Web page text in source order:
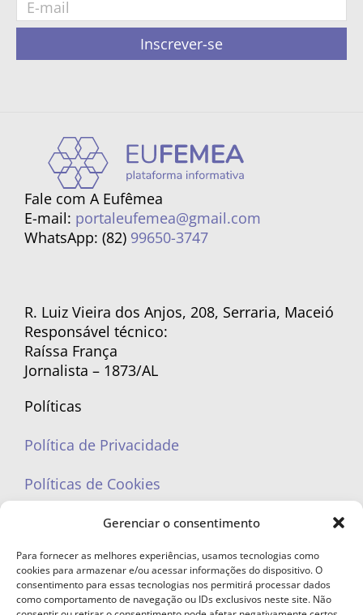
Gerenciar o consentimento
Para fornecer as melhores experiências, usamos tecnologias como
cookies para armazenar e/ou acessar informações do dispositivo. O
consentimento para essas tecnologias nos permitirá processar dados
como comportamento de navegação ou IDs exclusivos neste site. Não
Inscrever-se
Fale com A Eufêmea
E-mail: portaleufemea@gmail.com
WhatsApp: (82) 99650-3747
R. Luiz Vieira dos Anjos, 208, Serraria, Maceió
Responsável técnico:
Raíssa França
Jornalista – 1873/AL
Políticas
Política de Privacidade
Políticas de Cookies
portaleufemea@gmail.com